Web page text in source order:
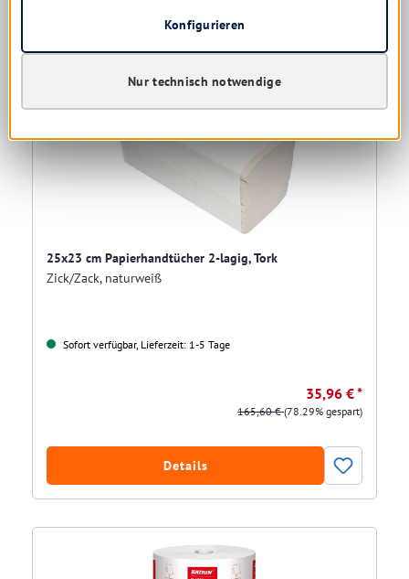
25x23 cm Papierhandtücher 2-lagig, Tork
Zick/Zack, naturweiß
Sofort verfügbar, Lieferzeit: 1-5 Tage
35,96 € *
165,60 €(78.29% gespart)
Details
Nur technisch notwendige
Konfigurieren